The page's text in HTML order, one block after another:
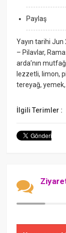
Paylaş
Yayın tarihi
– Pilavlar,
arda’nın
lezzetli, limon,
tereyağ,
İlgili Terimler :